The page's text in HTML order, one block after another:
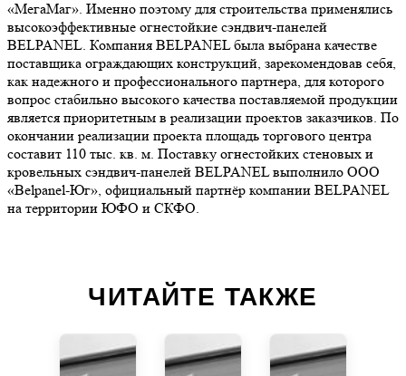
«МегаМаг». Именно поэтому для строительства применялись
высокоэффективные огнестойкие сэндвич-панелей
BELPANEL. Компания BELPANEL была выбрана качестве
поставщика ограждающих конструкций, зарекомендовав себя,
как надежного и профессионального партнера, для которого
вопрос стабильно высокого качества поставляемой продукции
является приоритетным в реализации проектов заказчиков. По
окончании реализации проекта площадь торгового центра
составит 110 тыс. кв. м. Поставку огнестойких стеновых и
кровельных сэндвич-панелей BELPANEL выполнило ООО
«Belpanel-Юг», официальный партнёр компании BELPANEL
на территории ЮФО и СКФО.
ЧИТАЙТЕ ТАКЖЕ